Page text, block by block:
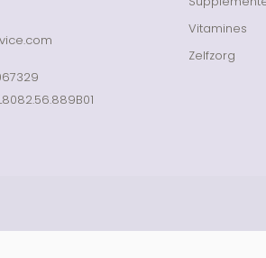
Vitamines
Zelfzorg